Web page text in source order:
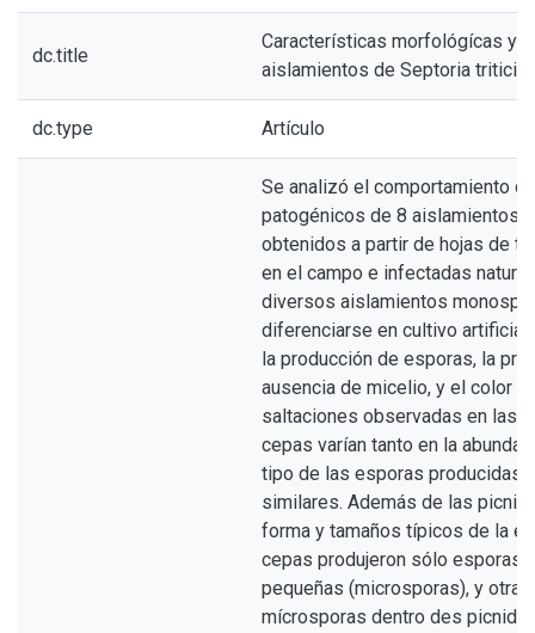
dc.title
Características morfológícas y
aislamientos de Septoria tritici
dc.type Artículo
Se analizó el comportamiento
patogénicos de 8 aislamientos
obtenidos a partir de hojas de
en el campo e infectadas
diversos aislamientos
diferenciarse en cultivo artificial
la producción de esporas, la
ausencia de micelio, y el color y
saltaciones observadas en las
cepas varían tanto en la
tipo de las esporas producidas
similares. Además de las
forma y tamaños típicos de la
cepas produjeron sólo esporas
pequeñas (microsporas), y
mícrosporas dentro des